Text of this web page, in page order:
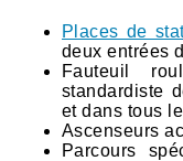
Places de
deux entrées
Fauteuil
standardiste
et dans tous
Ascenseurs
Parcours